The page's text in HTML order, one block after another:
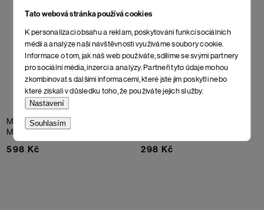
Tato webová stránka používá cookies
K personalizaci obsahu a reklam, poskytování funkcí sociálních
médií a analýze naší návštěvnosti využíváme soubory cookie.
Informace o tom, jak náš web používáte, sdílíme se svými partnery
pro sociální média, inzerci a analýzy. Partneři tyto údaje mohou
zkombinovat s dalšími informacemi, které jste jim poskytli nebo
které získali v důsledku toho, že používáte jejich služby.
Nastavení
Souhlasím
Merino ponožky Twizel
Mais
598 Kč 298 Kč